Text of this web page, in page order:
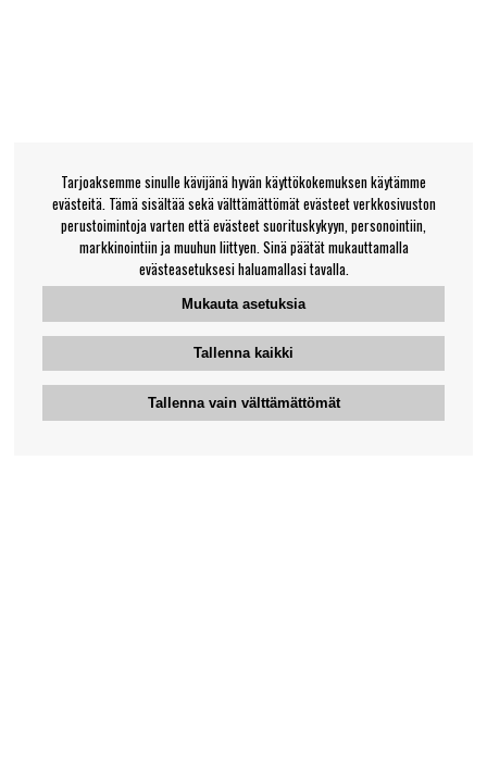
Tarjoaksemme sinulle kävijänä hyvän käyttökokemuksen käytämme
evästeitä. Tämä sisältää sekä välttämättömät evästeet verkkosivuston
perustoimintoja varten että evästeet suorituskykyyn, personointiin,
markkinointiin ja muuhun liittyen. Sinä päätät mukauttamalla
evästeasetuksesi haluamallasi tavalla.
Mukauta asetuksia
Tallenna kaikki
Tallenna vain välttämättömät